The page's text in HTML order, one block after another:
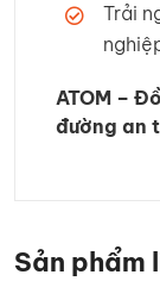
Trải
ATOM –
đường an
Sản phẩm